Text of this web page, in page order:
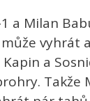
a Milan
vyhrát
a
Takže